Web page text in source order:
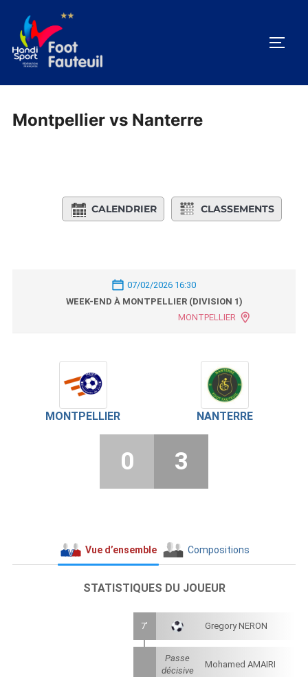
contenu
Montpellier vs Nanterre
CALENDRIER CLASSEMENTS
07/02/2026 16:30
WEEK-END À MONTPELLIER (DIVISION 1)
MONTPELLIER
MONTPELLIER NANTERRE
0 3
Vue d’ensemble Compositions
STATISTIQUES DU JOUEUR
7' Gregory NERON
Passe
décisive
Mohamed AMAIRI